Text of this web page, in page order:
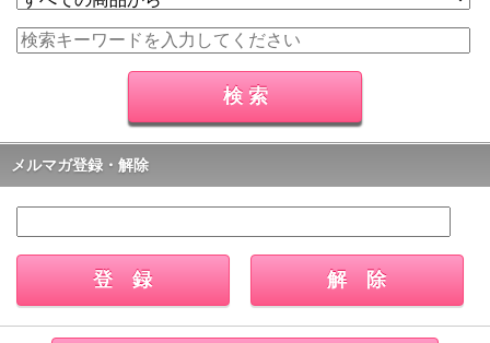
メルマガ登録・解除